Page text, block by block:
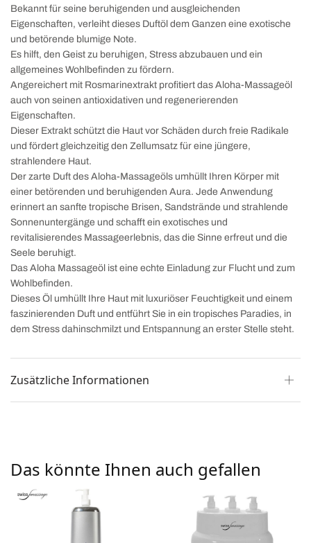
Bekannt für seine beruhigenden und ausgleichenden
Eigenschaften, verleiht dieses Duftöl dem Ganzen eine exotische
und betörende blumige Note.
Es hilft, den Geist zu beruhigen, Stress abzubauen und ein
allgemeines Wohlbefinden zu fördern.
Angereichert mit Rosmarinextrakt profitiert das Aloha-Massageöl
auch von seinen antioxidativen und regenerierenden
Eigenschaften.
Dieser Extrakt schützt die Haut vor Schäden durch freie Radikale
und fördert gleichzeitig den Zellumsatz für eine jüngere,
strahlendere Haut.
Der zarte Duft des Aloha-Massageöls umhüllt Ihren Körper mit
einer betörenden und beruhigenden Aura. Jede Anwendung
erinnert an sanfte tropische Brisen, Sandstrände und strahlende
Sonnenuntergänge und schafft ein exotisches und
revitalisierendes Massageerlebnis, das die Sinne erfreut und die
Seele beruhigt.
Das Aloha Massageöl ist eine echte Einladung zur Flucht und zum
Wohlbefinden.
Dieses Öl umhüllt Ihre Haut mit luxuriöser Feuchtigkeit und einem
faszinierenden Duft und entführt Sie in ein tropisches Paradies, in
dem Stress dahinschmilzt und Entspannung an erster Stelle steht.
Zusätzliche Informationen
Das könnte Ihnen auch gefallen